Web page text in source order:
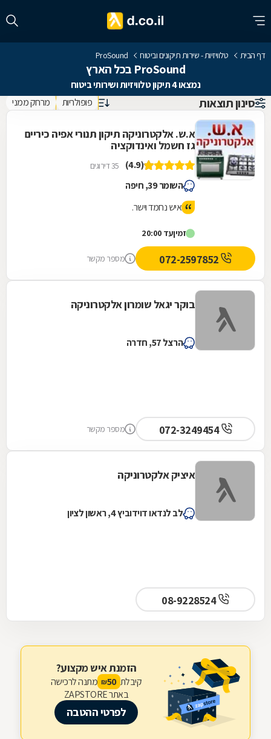
דף הבית טלוויזיות - שירות תיקונים וביטוח ProSound
ProSound בכל הארץ
נמצאו 4 תיקון טלוויזיות ושירותי ביטוח
סינון תוצאות פופולריות מרחק ממני
א.ש. אלקטרוניקה תיקון תנורי אפיה כיריים
גז חשמל ואינדוקציה
(4.9) 35 דירוגים
השומר 39, חיפה
איש נחמד וישר.
זמיןעד 20:00
מספר מקשר
בוקר יגאל שומרון אלקטרוניקה
הרצל 57, חדרה
072-3249454 מספר מקשר
איציק אלקטרוניקה
לב לנדאו דוידוביץ 4, ראשון לציון
08-9228524
הזמנת איש מקצוע?
קיבלת 50
₪ מתנה לרכישה
באתר ZAPSTORE
לפרטי ההטבה